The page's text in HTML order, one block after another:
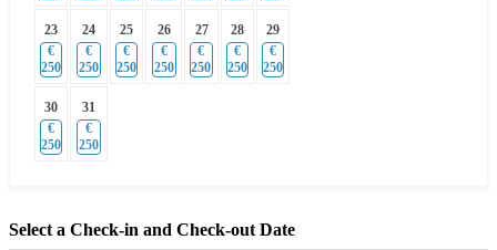
23
€
250
24
€
250
25
€
250
26
€
250
27
€
250
28
€
250
29
€
250
30
€
250
31
€
250
Select a Check-in and Check-out Date